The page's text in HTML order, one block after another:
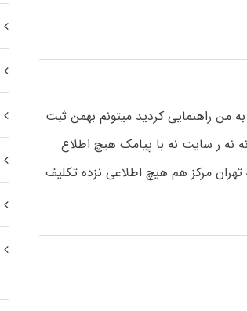
من راهنمایی کردید میتونم بهمن ثبت
نه ر سایت نه با پیامک هیچ اطلاع
مرکز هم هیچ اطلاعی نزده تکلیف